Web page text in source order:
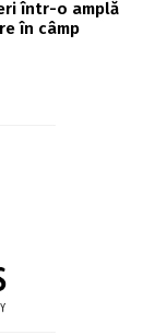
într-o amplă
în câmp